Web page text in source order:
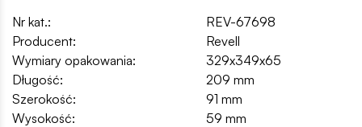
Nr kat.:
REV-67698
Producent:
Revell
Wymiary opakowania:
329x349x65
Długość:
209 mm
Szerokość:
91 mm
Wysokość:
59 mm